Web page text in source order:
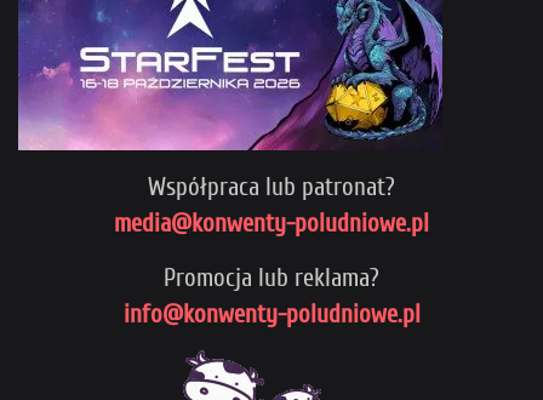
Współpraca lub patronat?
media@konwenty-poludniowe.pl
Promocja lub reklama?
info@konwenty-poludniowe.pl